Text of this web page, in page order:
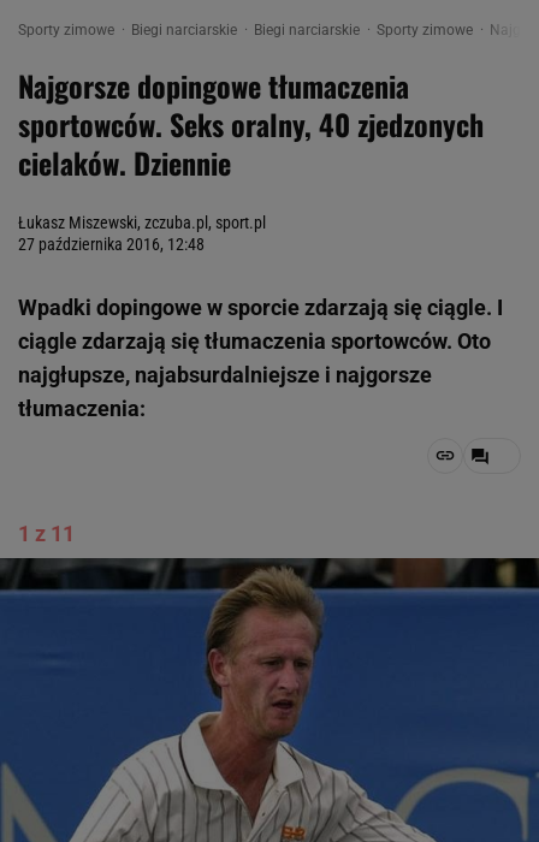
Sporty zimowe Biegi narciarskie Biegi narciarskie Sporty zimowe
Najgorsze dopingowe tłumaczenia
sportowców. Seks oralny, 40 zjedzonych
cielaków. Dziennie
Łukasz Miszewski, zczuba.pl, sport.pl
27 października 2016, 12:48
Wpadki dopingowe w sporcie zdarzają się ciągle. I
ciągle zdarzają się tłumaczenia sportowców. Oto
najgłupsze, najabsurdalniejsze i najgorsze
tłumaczenia:
1 z 11